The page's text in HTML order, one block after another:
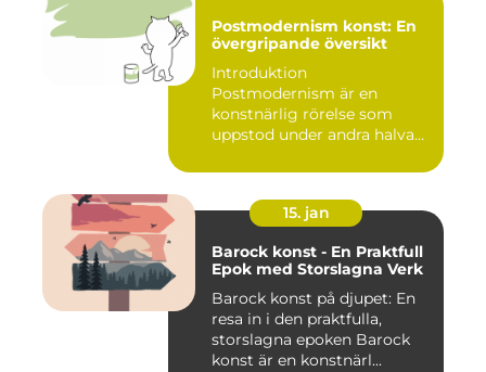
Postmodernism konst: En
övergripande översikt
Introduktion
Postmodernism är en
konstnärlig rörelse som
uppstod under andra halvan
15. jan
Barock konst - En Praktfull
Epok med Storslagna Verk
Barock konst på djupet: En
resa in i den praktfulla,
storslagna epoken Barock
konst är en konstnärl...